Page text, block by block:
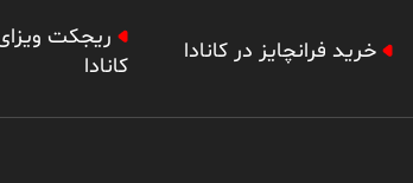
خرید فرانچایز در کانادا
ریجکت
کانادا